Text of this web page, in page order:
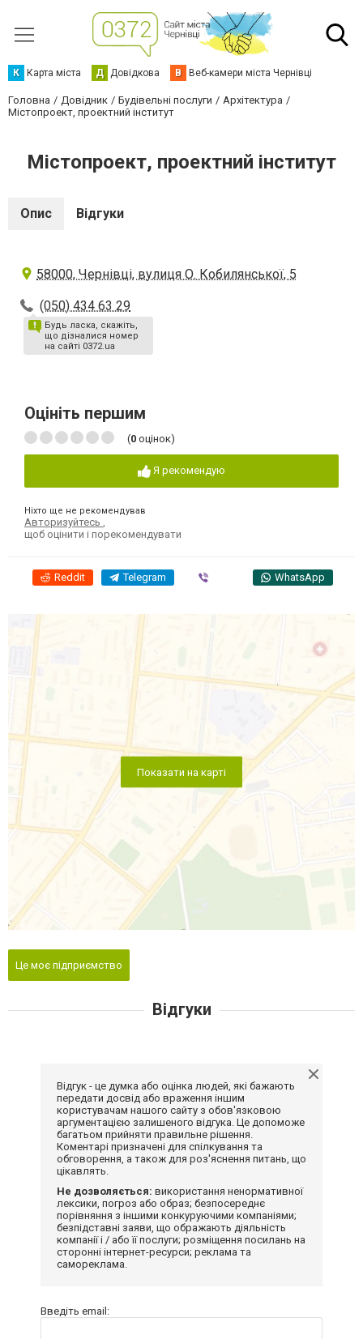
К Карта міста Д Довідкова В Веб-камери міста Чернівці
Головна Довідник Будівельні послуги
Архітектура
Містопроект, проектний інститут
Містопроект, проектний інститут
Опис Відгуки
58000, Чернівці, вулиця О. Кобилянської, 5
(050) 434 63 29
Будь ласка, скажіть,
що дізналися номер
на сайті 0372.ua
Оцініть першим
(0 оцінок)
Я рекомендую
Ніхто ще не рекомендував
Авторизуйтесь
щоб оцінити і порекомендувати
Reddit Telegram WhatsApp
Показати на карті
Це моє підприємство
Відгуки
Відгук - це думка або оцінка людей, які бажають
передати досвід або враження іншим
користувачам нашого сайту з обов'язковою
аргументацією залишеного відгука. Це допоможе
багатьом прийняти правильне рішення.
Коментарі призначені для спілкування та
обговорення, а також для роз'яснення питань, що
цікавлять.
Не дозволяється: використання ненормативної
лексики, погроз або образ; безпосереднє
порівняння з іншими конкуруючими компаніями;
безпідставні заяви, що ображають діяльність
компанії і / або її послуги; розміщення посилань на
сторонні інтернет-ресурси; реклама та
самореклама.
Введіть email: